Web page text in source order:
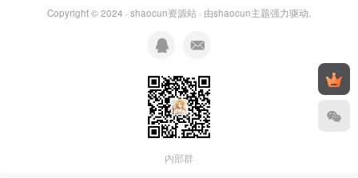
Copyright © 2024 · shaocun资源站 · 由shaocun主题强力驱动.
内部群